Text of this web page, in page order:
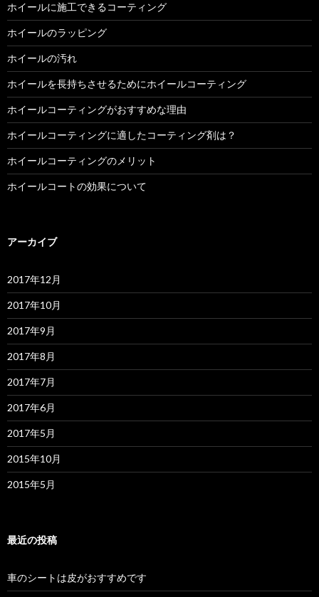
ホイールに施工できるコーティング
ホイールのラッピング
ホイールの汚れ
ホイールを長持ちさせるためにホイールコーティング
ホイールコーティングがおすすめな理由
ホイールコーティングに適したコーティング剤は？
ホイールコーティングのメリット
ホイールコートの効果について
アーカイブ
2017年12月
2017年10月
2017年9月
2017年8月
2017年7月
2017年6月
2017年5月
2015年10月
2015年5月
最近の投稿
車のシートは皮がおすすめです